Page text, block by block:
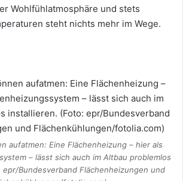
Wohlfühlatmosphäre und stets
steht nichts mehr im Wege.
aufatmen: Eine Flächenheizung – hier als
– lässt sich auch im Altbau problemlos
Bundesverband Flächenheizungen und